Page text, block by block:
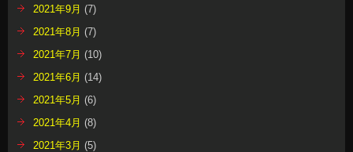
2021年9月 (7)
2021年8月 (7)
2021年7月 (10)
2021年6月 (14)
2021年5月 (6)
2021年4月 (8)
2021年3月 (5)